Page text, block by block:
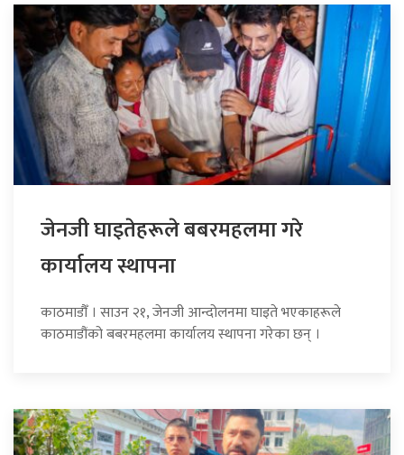
जेनजी घाइतेहरूले बबरमहलमा गरे
कार्यालय स्थापना
काठमाडौँ । साउन २१, जेनजी आन्दोलनमा घाइते भएकाहरूले
काठमाडौंको बबरमहलमा कार्यालय स्थापना गरेका छन् ।